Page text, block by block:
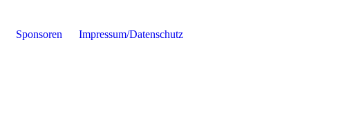
Sponsoren Impressum/Datenschutz